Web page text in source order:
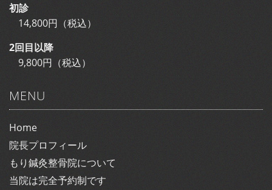
初診
14,800円（税込）
2回目以降
9,800円（税込）
MENU
Home
院長プロフィール
もり鍼灸整骨院について
当院は完全予約制です